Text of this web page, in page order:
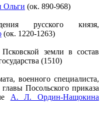
Ольги (ок. 890-968)
русского князя,
(ок. 1220-1263)
земли в состав
(1510)
военного специалиста,
Посольского приказа
А. Л. Ордин-Нащокина